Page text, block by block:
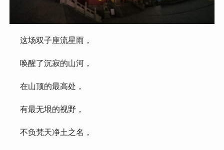
这场双子座流星雨，
唤醒了沉寂的山河，
在山顶的最高处，
有最无垠的视野，
不负梵天净土之名，